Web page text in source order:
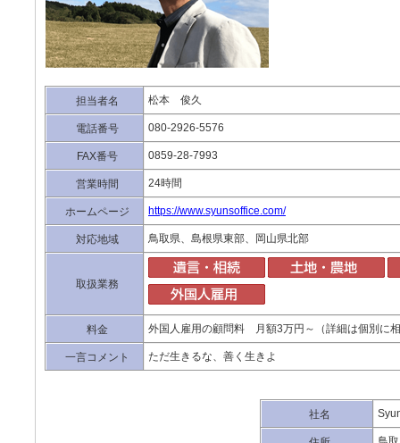
担当者名 松本 俊久
電話番号 080-2926-5576
FAX番号 0859-28-7993
営業時間 24時間
ホームページ https://www.syunsoffice.com/
対応地域 鳥取県、島根県東部、岡山県北部
取扱業務
料金 外国人雇用の顧問料 月額3万円～（詳細は個別に
一言コメント ただ生きるな、善く生きよ
社名